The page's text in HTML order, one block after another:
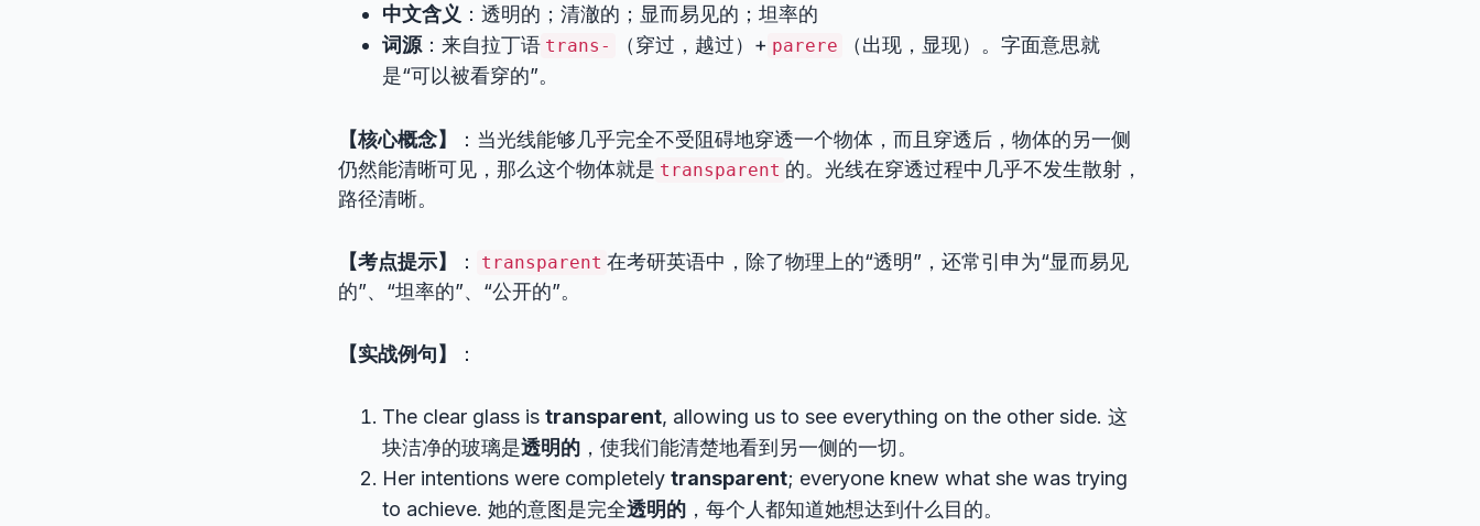
中文含义 ：透明的；清澈的；显而易见的；坦率的
词源 ：来自拉丁语 trans- （穿过，越过）+ parere
（出现，显现）。字面意思就
是“可以被看穿的”。
【核心概念】
：当光线能够几乎完全不受阻碍地穿透一个物体，而且穿透后，物体的另一侧
仍然能清晰可见，那么这个物体就是 transparent 的。光线在穿透过程中几乎不发生散射，
路径清晰。
【考点提示】 ： transparent 在考研英语中，除了物理上的“透明”，还常引申为“显而易见
的”、“坦率的”、“公开的”。
【实战例句】 ：
The clear glass is transparent, allowing us to see everything on the other side. 这
块洁净的玻璃是透明的 ，使我们能清楚地看到另一侧的一切。
Her intentions were completely transparent; everyone knew what she was trying
to achieve. 她的意图是完全透明的 ，每个人都知道她想达到什么目的。